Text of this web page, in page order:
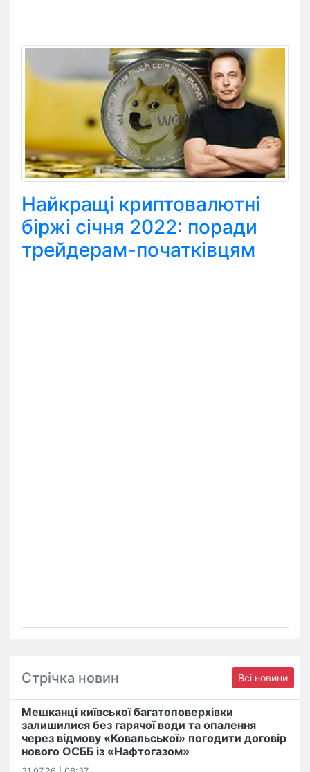
Найкращі криптовалютні
біржі січня 2022: поради
трейдерам-початківцям
Стрічка новин Всі новини
Мешканці київської багатоповерхівки
залишилися без гарячої води та опалення
через відмову «Ковальської» погодити договір
нового ОСББ із «Нафтогазом»